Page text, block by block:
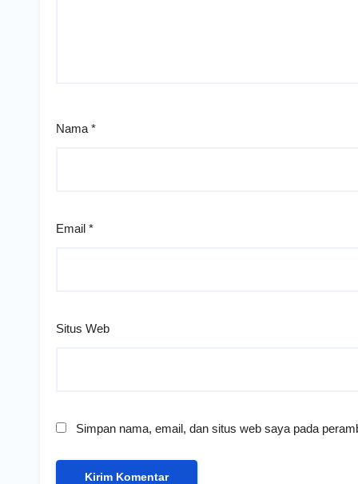
Nama*
Email *
Situs Web
Simpan nama, email, dan situs web saya pada